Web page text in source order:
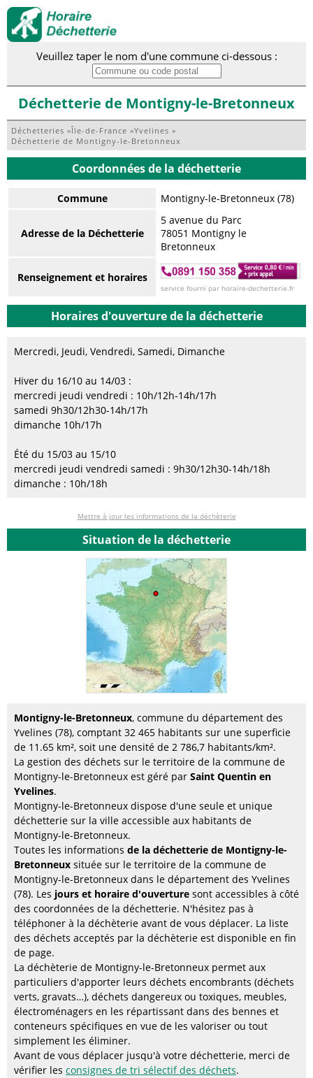
Veuillez taper le nom d'une commune ci-dessous :
Déchetterie de Montigny-le-Bretonneux
Déchetteries »Île-de-France »Yvelines »
Déchetterie de Montigny-le-Bretonneux
Coordonnées de la déchetterie
Commune Montigny-le-Bretonneux (78)
Adresse de la Déchetterie
5 avenue du Parc
78051 Montigny le
Bretonneux
Renseignement et horaires
service fourni par horaire-dechetterie.fr
Horaires d'ouverture de la déchetterie
Mercredi, Jeudi, Vendredi, Samedi, Dimanche
Hiver du 16/10 au 14/03 :
mercredi jeudi vendredi : 10h/12h-14h/17h
samedi 9h30/12h30-14h/17h
dimanche 10h/17h
Été du 15/03 au 15/10
mercredi jeudi vendredi samedi : 9h30/12h30-14h/18h
dimanche : 10h/18h
Mettre à jour les informations de la déchèterie
Situation de la déchetterie
Montigny-le-Bretonneux, commune du département des
Yvelines (78), comptant 32 465 habitants sur une superficie
de 11.65 km², soit une densité de 2 786,7 habitants/km².
La gestion des déchets sur le territoire de la commune de
Montigny-le-Bretonneux est géré par Saint Quentin en
Yvelines.
Montigny-le-Bretonneux dispose d'une seule et unique
déchetterie sur la ville accessible aux habitants de
Montigny-le-Bretonneux.
Toutes les informations de la déchetterie de Montigny-le-
Bretonneux située sur le territoire de la commune de
Montigny-le-Bretonneux dans le département des Yvelines
(78). Les jours et horaire d'ouverture sont accessibles à côté
des coordonnées de la déchetterie. N'hésitez pas à
téléphoner à la déchèterie avant de vous déplacer. La liste
des déchets acceptés par la déchèterie est disponible en fin
de page.
La déchèterie de Montigny-le-Bretonneux permet aux
particuliers d'apporter leurs déchets encombrants (déchets
verts, gravats…), déchets dangereux ou toxiques, meubles,
électroménagers en les répartissant dans des bennes et
conteneurs spécifiques en vue de les valoriser ou tout
simplement les éliminer.
Avant de vous déplacer jusqu'à votre déchetterie, merci de
vérifier les consignes de tri sélectif des déchets.